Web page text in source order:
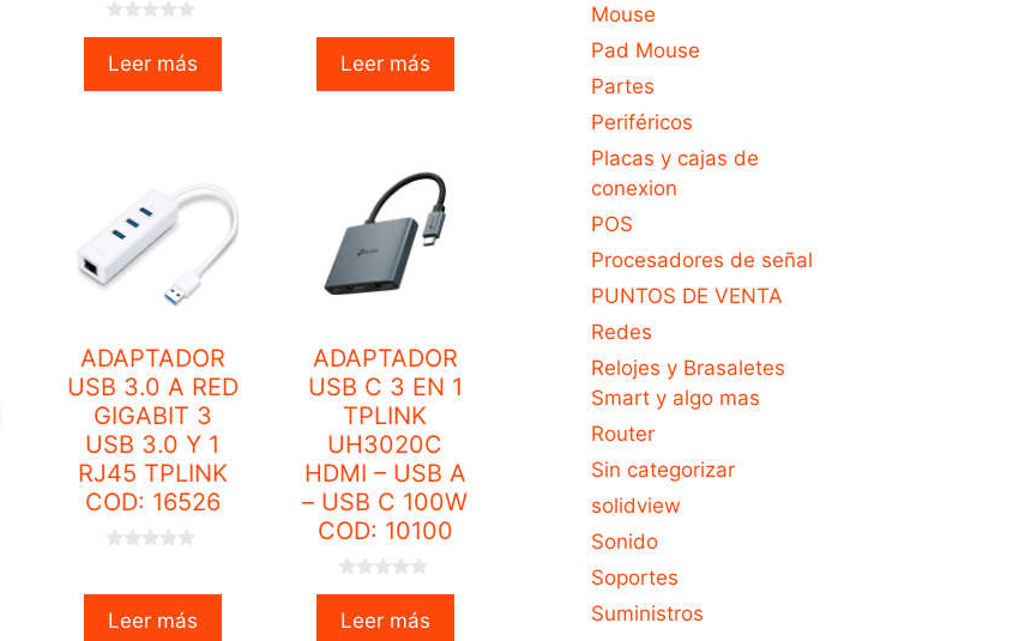
0
u
Leer más
u
t
o
f
Leer más
ADAPTADOR
USB 3.0 A RED
GIGABIT 3
USB 3.0 Y 1
RJ45 TPLINK
COD: 16526
u
t
o
Leer más
ADAPTADOR
USB C 3 EN 1
TPLINK
UH3020C
HDMI – USB A
– USB C 100W
COD: 10100
0
u
Leer más
Mouse
Pad Mouse
Partes
Periféricos
Placas y cajas de
conexion
POS
Procesadores de señal
PUNTOS DE VENTA
Redes
Relojes y Brasaletes
Smart y algo mas
Router
Sin categorizar
solidview
Sonido
Soportes
Suministros